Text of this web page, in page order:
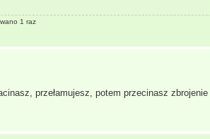
1 raz
przełamujesz, potem przecinasz